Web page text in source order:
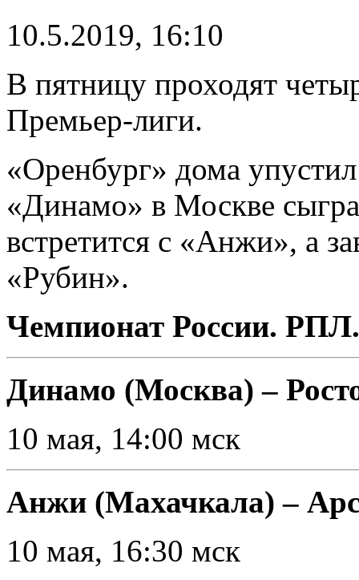
10.5.2019, 16:10
В пятницу проходят
Премьер-лиги.
«Оренбург» дома
«Динамо» в Москве
встретится с «Анжи», а
«Рубин».
Чемпионат России.
Динамо (Москва) –
10 мая, 14:00 мск
Анжи (Махачкала) –
10 мая, 16:30 мск